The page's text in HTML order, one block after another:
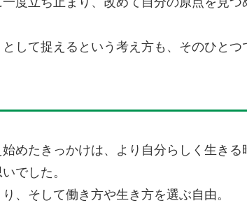
して捉えるという考え方も、そのひとつ
めたきっかけは、より自分らしく生き
でした。
、そして働き方や生き方を選ぶ自由。